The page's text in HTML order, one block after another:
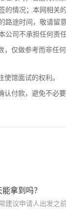
的情况；本网相关
路途时间，敬请留
公司不承担任何责
仅做参考而非任
馆面试的权利。
付款，避免不必
拿到吗？